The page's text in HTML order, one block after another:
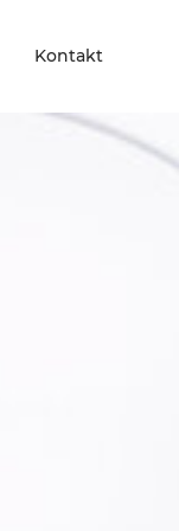
Kontakt